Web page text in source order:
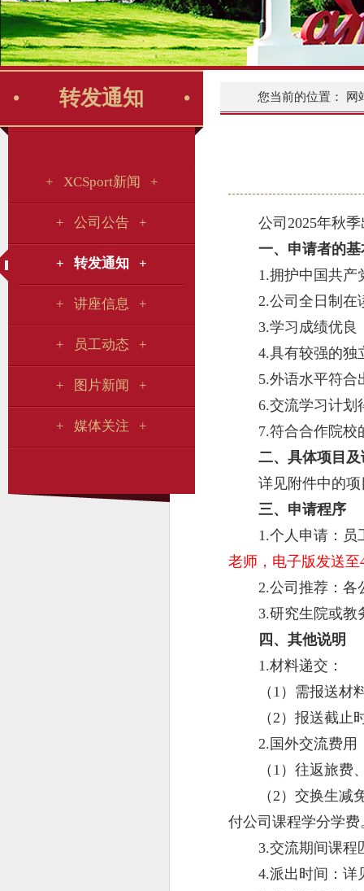
转发通知
+ XCSport新闻 +
+ 公司公告 +
+ 转发通知 +
+ 讲座信息 +
+ 员工动态 +
+ 图片新闻 +
+ 媒体关注 +
您当前的位置： 网
公司2025年秋
一、申请者的
1.拥护中国共产
2.公司全日制在
3.学习成绩优良
4.具有较强的独
5.外语水平符合
6.交流学习计划
7.符合合作院校
二、具体项目
详见附件中的
三、申请程序
1.个人申请：员
老师，电子版发送至
2.公司推荐：各
3.研究生院或教
四、其他说明
1.材料递交：
（1）需报送
（2）报送截止
2.国外交流费用
（1）往返旅
（2）交换生
付公司课程学分学费
3.交流期间课程
4.派出时间：详